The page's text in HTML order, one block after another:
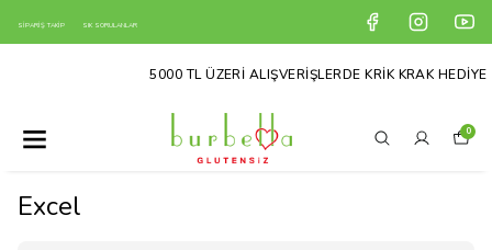
SİPARİŞ TAKİP SIK SORULANLAR
5000 TL ÜZERİ ALIŞVERİŞLERDE KRİK KRAK HEDİYE
0
Excel